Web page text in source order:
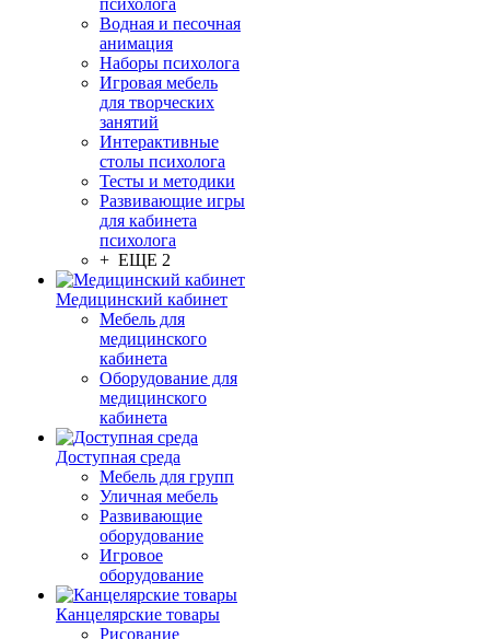
психолога
Водная и песочная
анимация
Наборы психолога
Игровая мебель
для творческих
занятий
Интерактивные
столы психолога
Тесты и методики
Развивающие игры
для кабинета
психолога
+ ЕЩЕ 2
Медицинский кабинет
Мебель для
медицинского
кабинета
Оборудование для
медицинского
кабинета
Доступная среда
Мебель для групп
Уличная мебель
Развивающие
оборудование
Игровое
оборудование
Канцелярские товары
Рисование